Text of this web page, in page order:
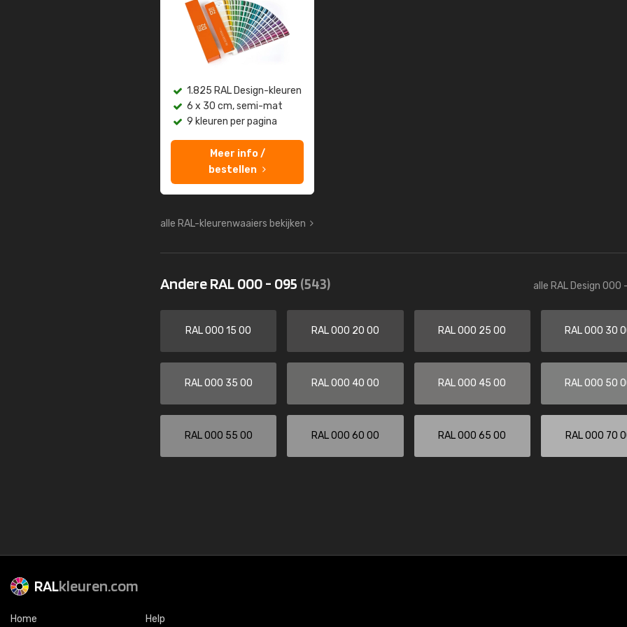
1.825 RAL Design-kleuren
6 x 30 cm, semi-mat
9 kleuren per pagina
Meer info /
bestellen
alle RAL-kleurenwaaiers bekijken
Andere RAL 000 - 095 (543) alle RAL Design 000
RAL 000 15 00 RAL 000 20 00 RAL 000 25 00 RAL 000 30
RAL 000 35 00 RAL 000 40 00 RAL 000 45 00 RAL 000 50
RAL 000 55 00 RAL 000 60 00 RAL 000 65 00 RAL 000 70
RALkleuren.com
Home Help